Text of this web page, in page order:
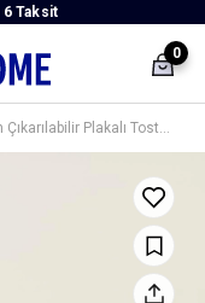
6 Taksit
0
English Home TMK 5050 Teflon Çıkarılabilir Plakalı Tost Makinesi 1800W Antrasit